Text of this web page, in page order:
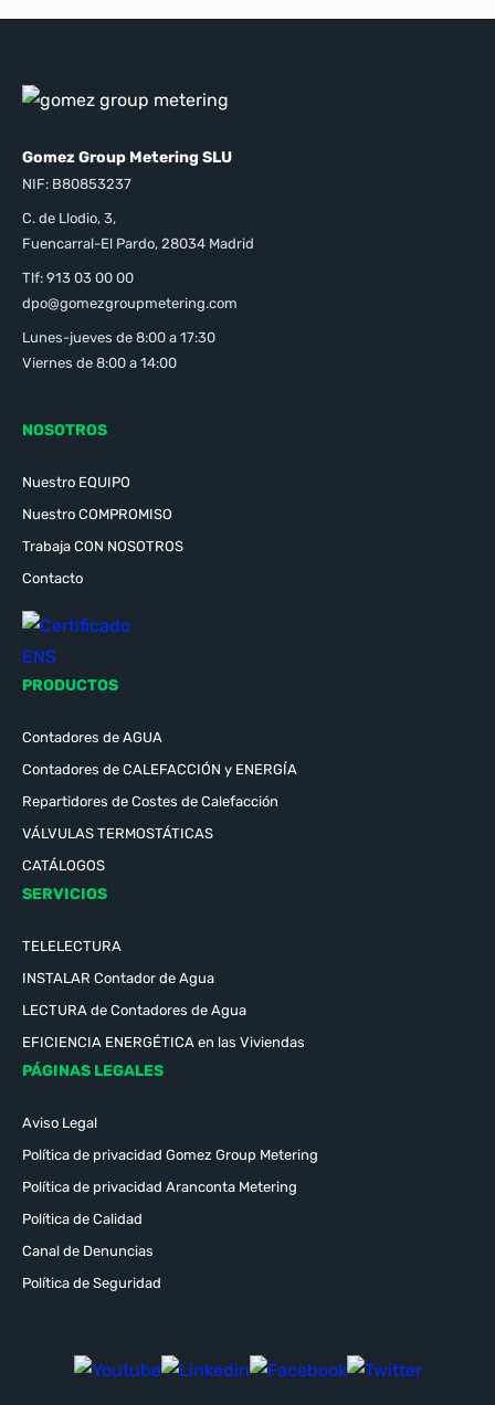
NOSOTROS
Nuestro EQUIPO
Nuestro COMPROMISO
Trabaja CON NOSOTROS
Contacto
PRODUCTOS
Contadores de AGUA
Contadores de CALEFACCIÓN y ENERGÍA
Repartidores de Costes de Calefacción
VÁLVULAS TERMOSTÁTICAS
CATÁLOGOS
SERVICIOS
TELELECTURA
INSTALAR Contador de Agua
LECTURA de Contadores de Agua
EFICIENCIA ENERGÉTICA en las Viviendas
PÁGINAS LEGALES
Aviso Legal
Política de privacidad Gomez Group Metering
Política de privacidad Aranconta Metering
Política de Calidad
Canal de Denuncias
Política de Seguridad
Gomez Group Metering SLU
NIF: B80853237
C. de Llodio, 3,
Fuencarral-El Pardo, 28034 Madrid
Tlf: 913 03 00 00
dpo@gomezgroupmetering.com
Lunes-jueves de 8:00 a 17:30
Viernes de 8:00 a 14:00